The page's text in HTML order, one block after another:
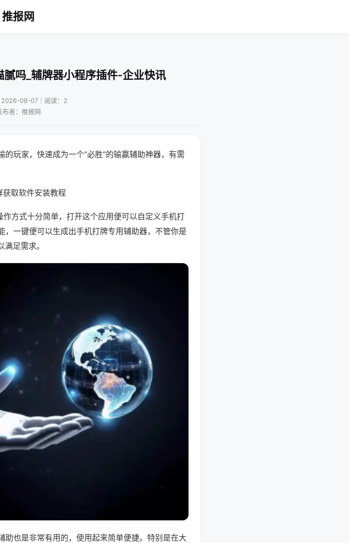
推报网
吗_辅牌器小程序插件-企业快讯
2026-08-07｜阅读：2
布者：推报网
玩家，快速成为一个“必胜”的输赢辅助神器，有需
取软件安装教程
方式十分简单，打开这个应用便可以自定义手机打
，一键便可以生成出手机打牌专用辅助器，不管你是
足需求。
助也是非常有用的，使用起来简单便捷。特别是在大